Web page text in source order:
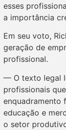
esses
a importância
Em seu voto,
geração de
profissional.
— O texto legal
profissionais
enquadramento
educação e
o setor